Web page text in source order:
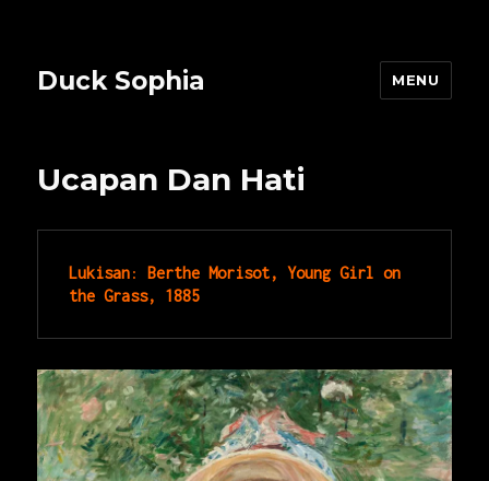
Duck Sophia MENU
Ucapan Dan Hati
Lukisan: Berthe Morisot, Young Girl on
the Grass, 1885